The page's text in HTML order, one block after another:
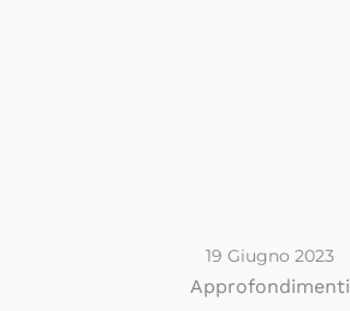
19 Giugno 2023
Approfondimenti